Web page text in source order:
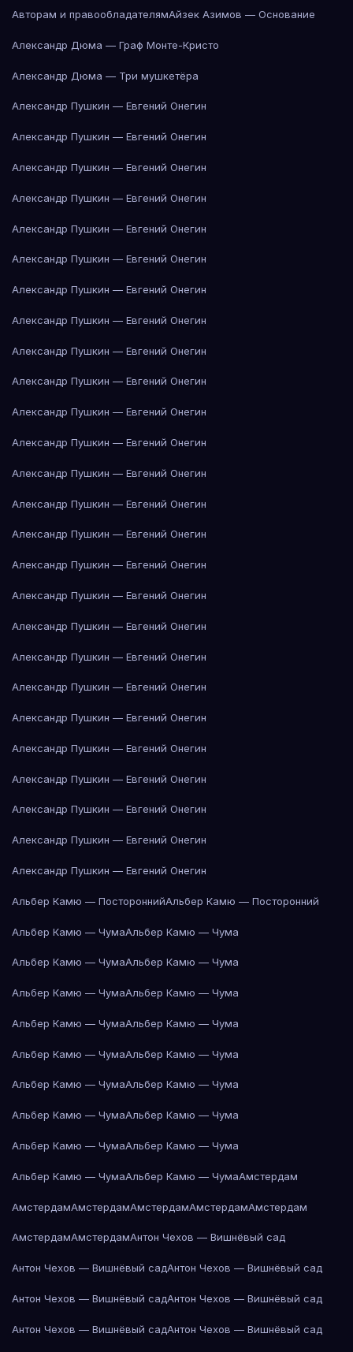
Авторам и правообладателямАйзек Азимов — Основание
Александр Дюма — Граф Монте-Кристо
Александр Дюма — Три мушкетёра
Александр Пушкин — Евгений Онегин
Александр Пушкин — Евгений Онегин
Александр Пушкин — Евгений Онегин
Александр Пушкин — Евгений Онегин
Александр Пушкин — Евгений Онегин
Александр Пушкин — Евгений Онегин
Александр Пушкин — Евгений Онегин
Александр Пушкин — Евгений Онегин
Александр Пушкин — Евгений Онегин
Александр Пушкин — Евгений Онегин
Александр Пушкин — Евгений Онегин
Александр Пушкин — Евгений Онегин
Александр Пушкин — Евгений Онегин
Александр Пушкин — Евгений Онегин
Александр Пушкин — Евгений Онегин
Александр Пушкин — Евгений Онегин
Александр Пушкин — Евгений Онегин
Александр Пушкин — Евгений Онегин
Александр Пушкин — Евгений Онегин
Александр Пушкин — Евгений Онегин
Александр Пушкин — Евгений Онегин
Александр Пушкин — Евгений Онегин
Александр Пушкин — Евгений Онегин
Александр Пушкин — Евгений Онегин
Александр Пушкин — Евгений Онегин
Александр Пушкин — Евгений Онегин
Альбер Камю — ПостороннийАльбер Камю — Посторонний
Альбер Камю — ЧумаАльбер Камю — Чума
Альбер Камю — ЧумаАльбер Камю — Чума
Альбер Камю — ЧумаАльбер Камю — Чума
Альбер Камю — ЧумаАльбер Камю — Чума
Альбер Камю — ЧумаАльбер Камю — Чума
Альбер Камю — ЧумаАльбер Камю — Чума
Альбер Камю — ЧумаАльбер Камю — Чума
Альбер Камю — ЧумаАльбер Камю — Чума
Альбер Камю — ЧумаАльбер Камю — ЧумаАмстердам
АмстердамАмстердамАмстердамАмстердамАмстердам
АмстердамАмстердамАнтон Чехов — Вишнёвый сад
Антон Чехов — Вишнёвый садАнтон Чехов — Вишнёвый сад
Антон Чехов — Вишнёвый садАнтон Чехов — Вишнёвый сад
Антон Чехов — Вишнёвый садАнтон Чехов — Вишнёвый сад